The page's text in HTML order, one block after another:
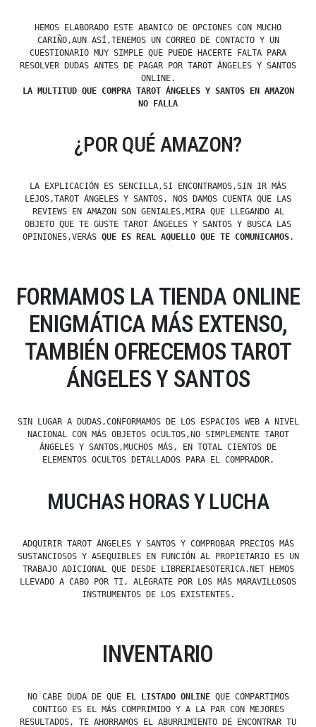
HEMOS ELABORADO ESTE ABANICO DE OPCIONES CON MUCHO
CARIÑO,AUN ASÍ,TENEMOS UN CORREO DE CONTACTO Y UN
CUESTIONARIO MUY SIMPLE QUE PUEDE HACERTE FALTA PARA
RESOLVER DUDAS ANTES DE PAGAR POR TAROT ÁNGELES Y SANTOS
ONLINE.
LA MULTITUD QUE COMPRA TAROT ÁNGELES Y SANTOS EN AMAZON
NO FALLA
¿POR QUÉ AMAZON?
LA EXPLICACIÓN ES SENCILLA,SI ENCONTRAMOS,SIN IR MÁS
LEJOS,TAROT ÁNGELES Y SANTOS, NOS DAMOS CUENTA QUE LAS
REVIEWS EN AMAZON SON GENIALES,MIRA QUE LLEGANDO AL
OBJETO QUE TE GUSTE TAROT ÁNGELES Y SANTOS Y BUSCA LAS
OPINIONES,VERÁS QUE ES REAL AQUELLO QUE TE COMUNICAMOS.
FORMAMOS LA TIENDA ONLINE
ENIGMÁTICA MÁS EXTENSO,
TAMBIÉN OFRECEMOS TAROT
ÁNGELES Y SANTOS
SIN LUGAR A DUDAS,CONFORMAMOS DE LOS ESPACIOS WEB A NIVEL
NACIONAL CON MÁS OBJETOS OCULTOS,NO SIMPLEMENTE TAROT
ÁNGELES Y SANTOS,MUCHOS MÁS, EN TOTAL CIENTOS DE
ELEMENTOS OCULTOS DETALLADOS PARA EL COMPRADOR.
MUCHAS HORAS Y LUCHA
ADQUIRIR TAROT ÁNGELES Y SANTOS Y COMPROBAR PRECIOS MÁS
SUSTANCIOSOS Y ASEQUIBLES EN FUNCIÓN AL PROPIETARIO ES UN
TRABAJO ADICIONAL QUE DESDE LIBRERIAESOTERICA.NET HEMOS
LLEVADO A CABO POR TI, ALÉGRATE POR LOS MÁS MARAVILLOSOS
INSTRUMENTOS DE LOS EXISTENTES.
INVENTARIO
NO CABE DUDA DE QUE EL LISTADO ONLINEQUE COMPARTIMOS
CONTIGO ES EL MÁS COMPRIMIDO Y A LA PAR CON MEJORES
RESULTADOS, TE AHORRAMOS EL ABURRIMIENTO DE ENCONTRAR TU